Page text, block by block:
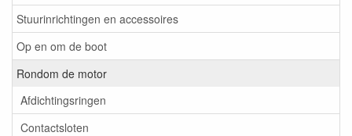
Stuurinrichtingen en accessoires
Op en om de boot
Rondom de motor
Afdichtingsringen
Contactsloten